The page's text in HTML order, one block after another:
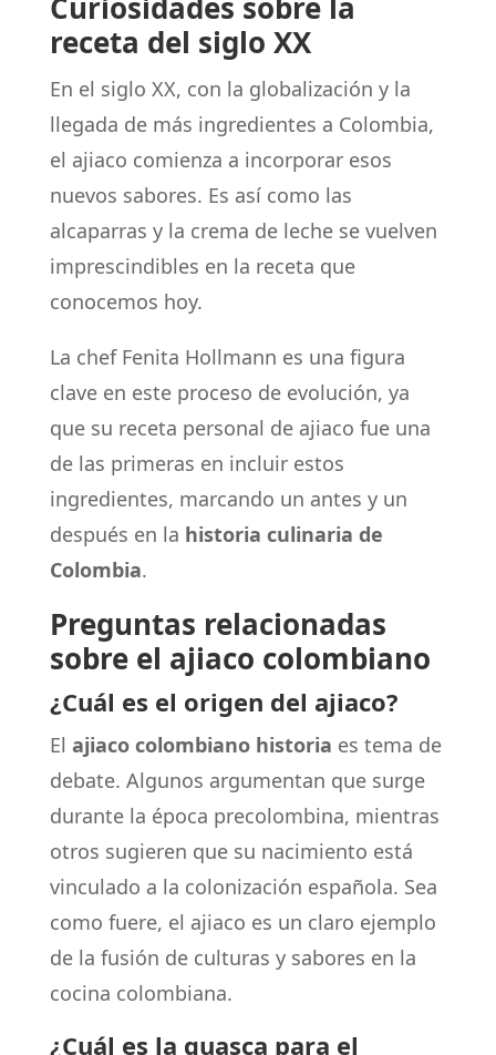
receta del siglo XX
En el siglo XX, con la globalización y la
llegada de más ingredientes a Colombia,
el ajiaco comienza a incorporar esos
nuevos sabores. Es así como las
alcaparras y la crema de leche se vuelven
imprescindibles en la receta que
conocemos hoy.
La chef Fenita Hollmann es una figura
clave en este proceso de evolución, ya
que su receta personal de ajiaco fue una
de las primeras en incluir estos
ingredientes, marcando un antes y un
después en la historia culinaria de
Colombia.
Preguntas relacionadas
sobre el ajiaco colombiano
¿Cuál es el origen del ajiaco?
El ajiaco colombiano historia es tema de
debate. Algunos argumentan que surge
durante la época precolombina, mientras
otros sugieren que su nacimiento está
vinculado a la colonización española. Sea
como fuere, el ajiaco es un claro ejemplo
de la fusión de culturas y sabores en la
cocina colombiana.
¿Cuál es la guasca para el